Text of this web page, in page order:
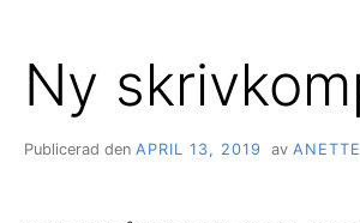
Ny
Publicerad den APRIL 13, 2019 av